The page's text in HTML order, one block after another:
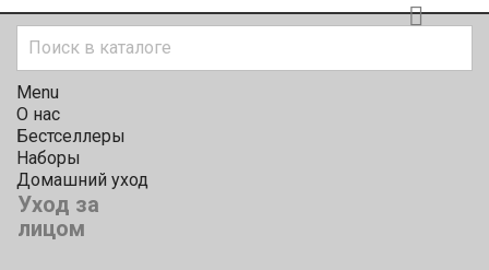

Menu
О нас
Бестселлеры
Наборы
Домашний уход
Уход за
лицом